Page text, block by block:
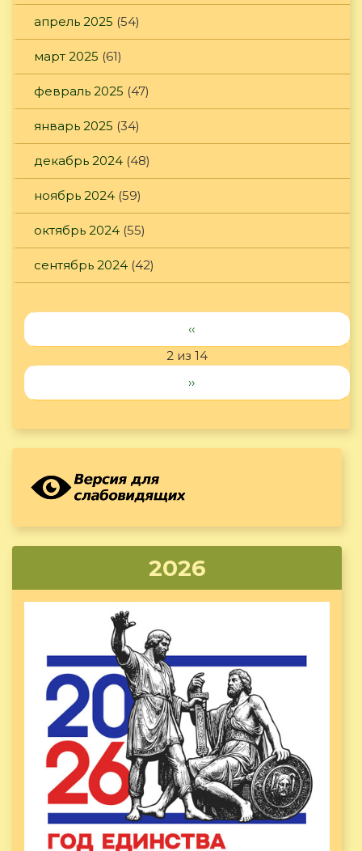
апрель 2025 (54)
март 2025 (61)
февраль 2025 (47)
январь 2025 (34)
декабрь 2024 (48)
ноябрь 2024 (59)
октябрь 2024 (55)
сентябрь 2024 (42)
‹‹
2 из 14
››
2026